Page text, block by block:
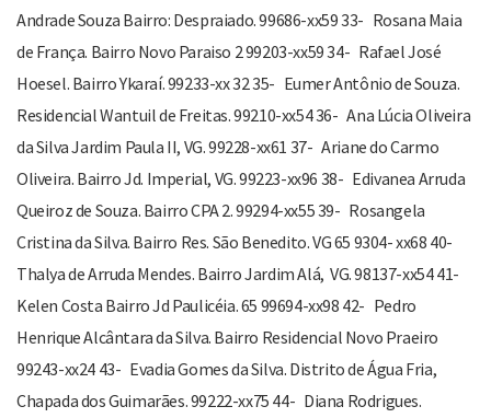
Andrade Souza Bairro: Despraiado. 99686-xx59 33- Rosana Maia
de França. Bairro Novo Paraiso 2 99203-xx59 34- Rafael José
Hoesel. Bairro Ykaraí. 99233-xx 32 35- Eumer Antônio de Souza.
Residencial Wantuil de Freitas. 99210-xx54 36- Ana Lúcia Oliveira
da Silva Jardim Paula II, VG. 99228-xx61 37- Ariane do Carmo
Oliveira. Bairro Jd. Imperial, VG. 99223-xx96 38- Edivanea Arruda
Queiroz de Souza. Bairro CPA 2. 99294-xx55 39- Rosangela
Cristina da Silva. Bairro Res. São Benedito. VG 65 9304- xx68 40-
Thalya de Arruda Mendes. Bairro Jardim Alá, VG. 98137-xx54 41-
Kelen Costa Bairro Jd Paulicéia. 65 99694-xx98 42- Pedro
Henrique Alcântara da Silva. Bairro Residencial Novo Praeiro
99243-xx24 43- Evadia Gomes da Silva. Distrito de Água Fria,
Chapada dos Guimarães. 99222-xx75 44- Diana Rodrigues.